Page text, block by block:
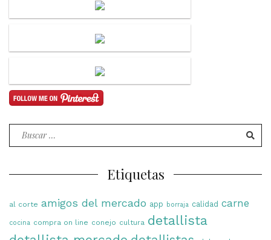
Buscar
Etiquetas
al corte amigos del mercado app borraja calidad carne
cocina compra on line conejo cultura detallista